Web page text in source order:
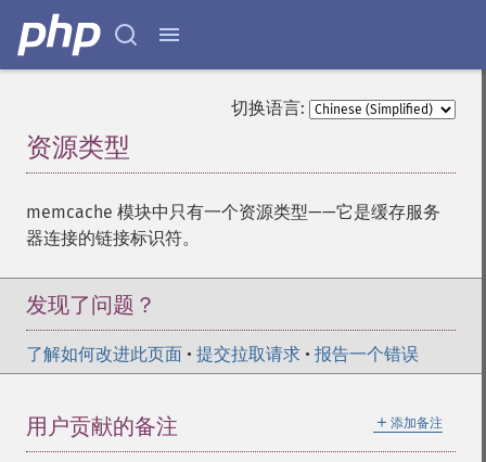
切换语言:
资源类型
memcache 模块中只有一个资源类型——它是缓存服务
器连接的链接标识符。
发现了问题？
了解如何改进此页面 • 提交拉取请求 • 报告一个错误
＋ 添加备注
用户贡献的备注